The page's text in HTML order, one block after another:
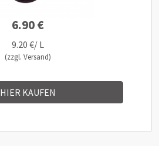
6.90 €
9.20 €/ L
(zzgl. Versand)
HIER KAUFEN